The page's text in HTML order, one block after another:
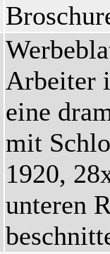
Arbeiter
eine
mit
1920,
unteren